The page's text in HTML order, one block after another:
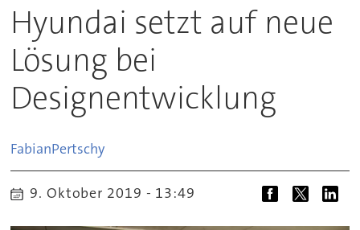
Hyundai setzt auf neue
Lösung bei
Designentwicklung
FabianPertschy
9. Oktober 2019 - 13:49